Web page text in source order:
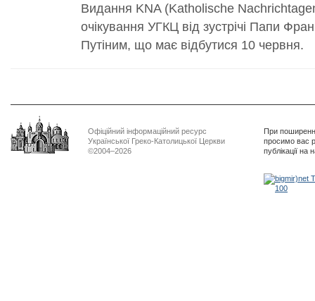
Видання KNA (Katholische
очікування УГКЦ від зустрічі Папи
Путіним, що має відбутися 10 червня.
Офіційний інформаційний ресурс
Української Греко-Католицької Церкви
©2004–2026
При
просимо вас
публікації на